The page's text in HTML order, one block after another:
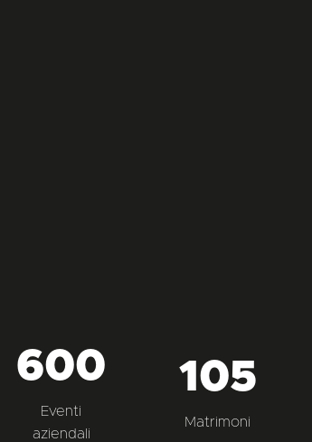
600
Eventi
aziendali
105
Matrimoni